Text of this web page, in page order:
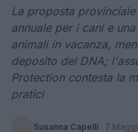
La proposta
annuale per i cani e
animali in vacanza,
deposito del DNA;
Protection contesta la
pratici
Susanna Capelli · 7